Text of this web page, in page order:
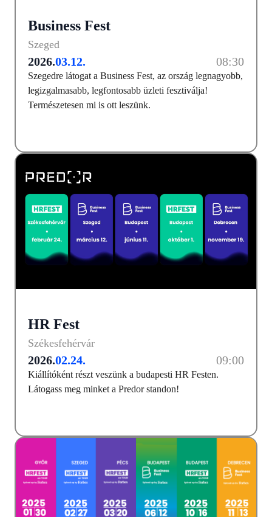
Business Fest
Szeged
2026.03.12. 08:30
Szegedre látogat a Business Fest, az ország legnagyobb,
legizgalmasabb, legfontosabb üzleti fesztiválja!
Természetesen mi is ott leszünk.
HR Fest
Székesfehérvár
2026.02.24. 09:00
Kiállítóként részt veszünk a budapesti HR Festen.
Látogass meg minket a Predor standon!